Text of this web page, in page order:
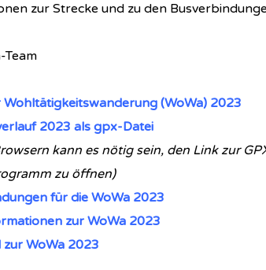
zur Strecke und zu den
Team
Wohltätigkeitswanderung (WoWa) 2023
2023 als gpx-Datei
kann es nötig sein, den Link zur
zu öffnen)
für die WoWa 2023
zur WoWa 2023
WoWa 2023